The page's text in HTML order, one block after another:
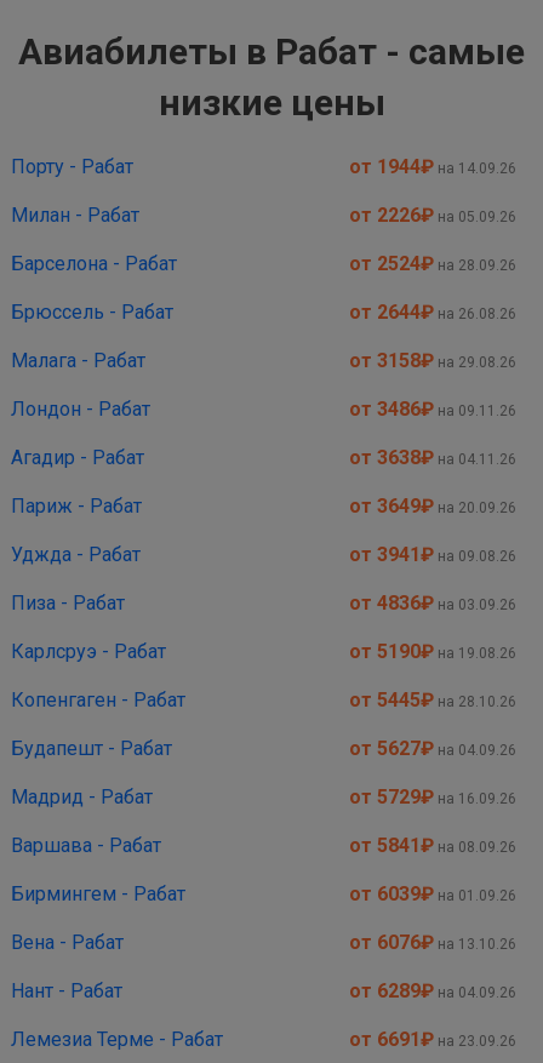
Авиабилеты в Рабат - самые
низкие цены
Порту - Рабат от 1944₽ на 14.09.26
Милан - Рабат от 2226₽ на 05.09.26
Барселона - Рабат от 2524₽ на 28.09.26
Брюссель - Рабат от 2644₽ на 26.08.26
Малага - Рабат от 3158₽ на 29.08.26
Лондон - Рабат от 3486₽ на 09.11.26
Агадир - Рабат от 3638₽ на 04.11.26
Париж - Рабат от 3649₽ на 20.09.26
Уджда - Рабат от 3941₽ на 09.08.26
Пиза - Рабат от 4836₽ на 03.09.26
Карлсруэ - Рабат от 5190₽ на 19.08.26
Копенгаген - Рабат от 5445₽ на 28.10.26
Будапешт - Рабат от 5627₽ на 04.09.26
Мадрид - Рабат от 5729₽ на 16.09.26
Варшава - Рабат от 5841₽ на 08.09.26
Бирмингем - Рабат от 6039₽ на 01.09.26
Вена - Рабат от 6076₽ на 13.10.26
Нант - Рабат от 6289₽ на 04.09.26
Лемезиа Терме - Рабат от 6691₽ на 23.09.26